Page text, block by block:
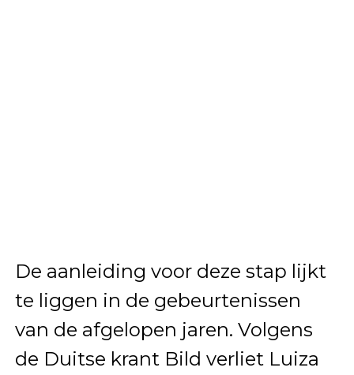
De aanleiding voor deze stap lijkt
te liggen in de gebeurtenissen
van de afgelopen jaren. Volgens
de Duitse krant Bild verliet Luiza